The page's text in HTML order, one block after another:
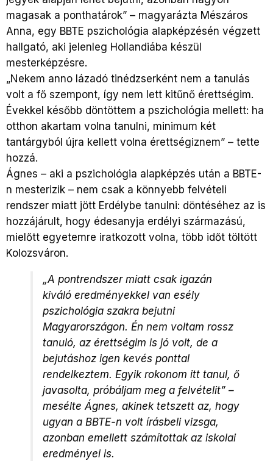
magasak a ponthatárok” – magyarázta Mészáros
Anna, egy BBTE pszichológia alapképzésén végzett
hallgató, aki jelenleg Hollandiába készül
mesterképzésre.
„Nekem anno lázadó tinédzserként nem a tanulás
volt a fő szempont, így nem lett kitűnő érettségim.
Évekkel később döntöttem a pszichológia mellett: ha
otthon akartam volna tanulni, minimum két
tantárgyból újra kellett volna érettségiznem” – tette
hozzá.
Ágnes – aki a pszichológia alapképzés után a BBTE-
n mesterizik – nem csak a könnyebb felvételi
rendszer miatt jött Erdélybe tanulni: döntéséhez az is
hozzájárult, hogy édesanyja erdélyi származású,
mielőtt egyetemre iratkozott volna, több időt töltött
Kolozsváron.
„A pontrendszer miatt csak igazán
kiváló eredményekkel van esély
pszichológia szakra bejutni
Magyarországon. Én nem voltam rossz
tanuló, az érettségim is jó volt, de a
bejutáshoz igen kevés ponttal
rendelkeztem. Egyik rokonom itt tanul, ő
javasolta, próbáljam meg a felvételit” –
mesélte Ágnes, akinek tetszett az, hogy
ugyan a BBTE-n volt írásbeli vizsga,
azonban emellett számítottak az iskolai
eredményei is.